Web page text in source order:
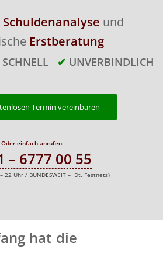
Schuldenanalyse und
Erstberatung
SCHNELL ✔ UNVERBINDLICH
Termin vereinbaren
Oder einfach anrufen:
– 6777 00 55
22 Uhr / BUNDESWEIT – Dt. Festnetz)
hat die